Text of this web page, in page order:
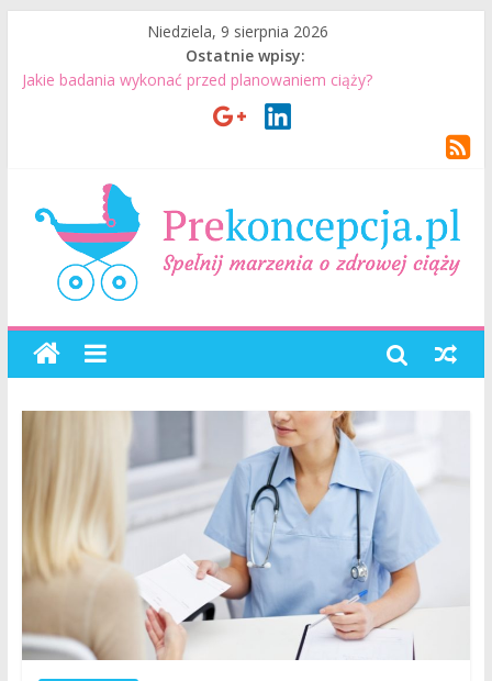
Niedziela, 9 sierpnia 2026
Ostatnie wpisy:
Jakie badania wykonać przed planowaniem ciąży?
Jak mężczyzna może przygotować się do ciąży? 7 rzeczy, które
specjalistą?
Planowanie ciąży. Jak planować ciążę? Jak przygotować się do